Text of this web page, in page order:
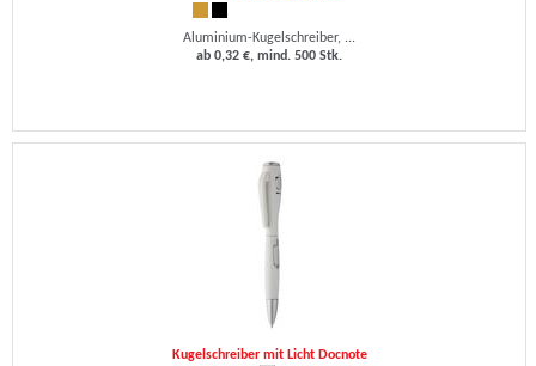
Aluminium-Kugelschreiber, ...
ab 0,32 €, mind. 500 Stk.
Kugelschreiber mit Licht Docnote